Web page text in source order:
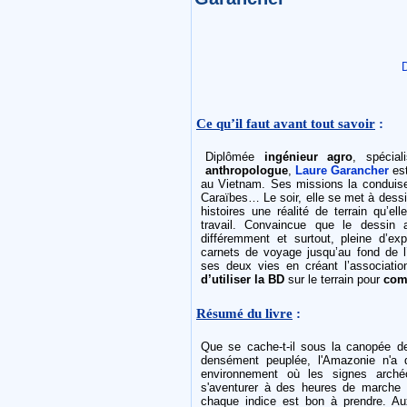
Ce qu’il faut avant tout savoir :
Diplômée ingénieur agro,
anthropologue, Laure Garancher
au Vietnam. Ses missions la
Caraïbes… Le soir, elle se met à
histoires une réalité de terrain
travail. Convaincue que le
différemment et surtout, pleine
carnets de voyage jusqu’au fond de
ses deux vies en créant
d’utiliser la BD sur le terrain pour
Résumé du livre :
Que se cache-t-il sous la canopée
densément peuplée, l'Amazonie
environnement où les signes
s'aventurer à des heures de
chaque indice est bon à prendre.